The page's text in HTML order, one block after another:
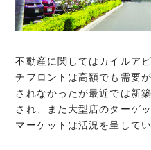
不動産に関してはカイルア
チフロントは高額でも需要
されなかったが最近では新
され、また大型店のターゲ
マーケットは活況を呈して